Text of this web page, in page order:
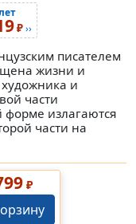
₽››
писателем
жизни и
художника и
части
форме излагаются
части на
₽